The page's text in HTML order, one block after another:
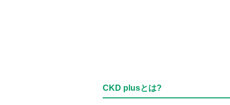
CKD plusとは?